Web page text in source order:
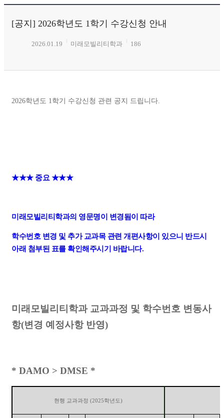
[공지] 2026학년도 1학기 수강신청 안내
2026.01.19 미래모빌리티학과 186
2026학년도 1학기 수강신청 관련 공지 드립니다.
★★★ 중요 ★★★
미래모빌리티학과의 영문명이 변경됨이 따라
학수번호 변경 및 추가 교과목 관련 개편사항이 있으니 반드시
아래 첨부된 표를 확인해주시기 바랍니다.
미래모빌리티학과 교과과정 및 학수번호 변동사
항(변경 예정사항 반영)
* DAMO > DMSE *
현행 교과과정 (2025학년도)